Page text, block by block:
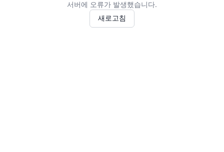
서버에 오류가 발생했습니다.
새로고침